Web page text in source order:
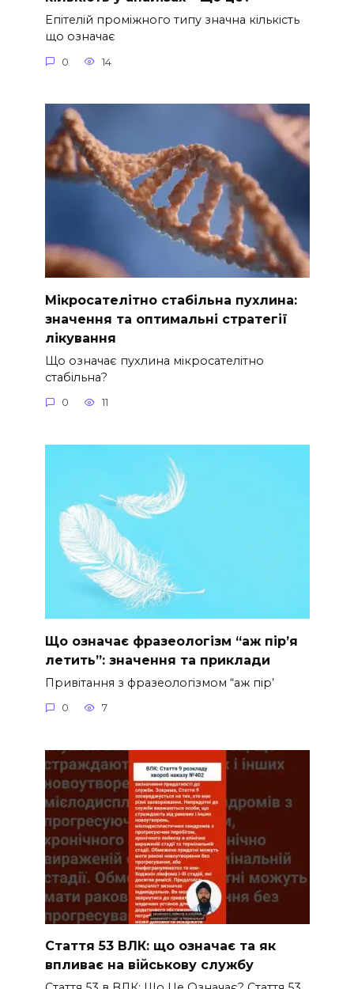
Епітелій проміжного типу значна кількість
що означає
0 14
Мікросателітно стабільна пухлина:
значення та оптимальні стратегії
лікування
Що означає пухлина мікросателітно
стабільна?
0 11
Що означає фразеологізм “аж пір’я
летить”: значення та приклади
Привітання з фразеологізмом “аж пір’
0 7
Стаття 53 ВЛК: що означає та як
впливає на військову службу